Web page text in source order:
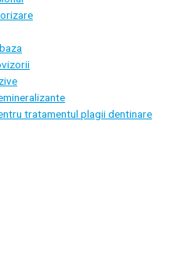
tratamentul plagii dentinare